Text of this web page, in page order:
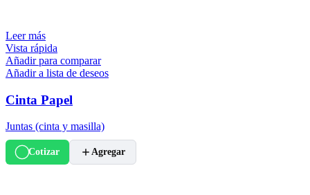
Leer más
Vista rápida
Añadir para comparar
Añadir a lista de deseos
Cinta Papel
Juntas (cinta y masilla)
Cotizar Agregar